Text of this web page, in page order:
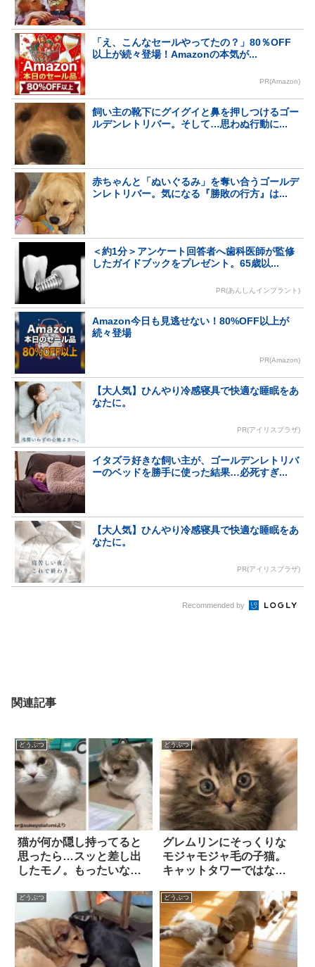
「え、こんなセールやってたの？」80％OFF
以上が続々登場！Amazonの本気が...
PR(Amazon)
飼い主の靴下にグイグイと鼻を押しつけるゴー
ルデンレトリバー。そして…思わぬ行動に...
赤ちゃんと「ぬいぐるみ」を奪い合うゴールデ
ンレトリバー。気になる『勝敗の行方』は...
＜約1分＞アンケート回答者へ歯科医師が監修
したガイドブックをプレゼント。65歳以...
PR(あんしんインプラント)
Amazon今日も見逃せない！80%OFF以上が
続々登場
PR(Amazon)
【大人気】ひんやり冷感寝具で快適な睡眠をあ
なたに。
PR(アイリスプラザ)
イタズラ好きな飼い主が、ゴールデンレトリバ
ーのベッドを勝手に使った結果…必死すぎ...
【大人気】ひんやり冷感寝具で快適な睡眠をあ
なたに。
PR(アイリスプラザ)
Recommended by
関連記事
どうぶつ
猫が何か隠し持ってると
思ったら…スッと差し出
したモノ。もったいなく
どうぶつ
グレムリンにそっくりな
モジャモジャ毛の子猫。
キャットタワーではな
のが大好きな甘えっ子に
育つ！
どうぶつ どうぶつ